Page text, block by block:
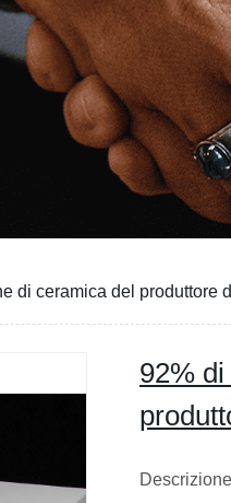
di ceramica del produttore
92%